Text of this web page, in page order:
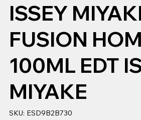
ISSEY
FUSION
100ML EDT
MIYAKE
SKU: SKU
ESD9B2B730
ESD9B2B730